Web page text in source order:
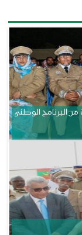
من البرنامج الوطني